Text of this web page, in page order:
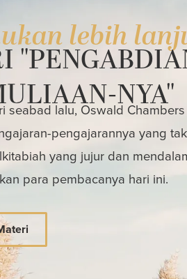
lebih
NYA"
seabad lalu, Oswald
pengajarannya yang
yang jujur dan
para pembacanya hari ini.